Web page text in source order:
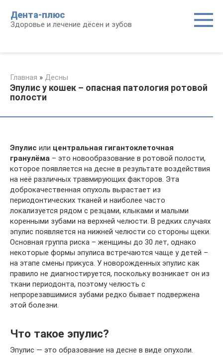
контенту
Дента-плюс
Здоровье и лечение дёсен и зубов
Главная » Десны
Эпулис у кошек – опасная патология ротовой
полости
Эпулис или центральная гигантоклеточная
гранулёма – это новообразование в ротовой полости,
которое появляется на десне в результате воздействия
на неё различных травмирующих факторов. Эта
доброкачественная опухоль вырастает из
периодонтических тканей и наиболее часто
локализуется рядом с резцами, клыками и малыми
коренными зубами на верхней челюсти. В редких случаях
эпулис появляется на нижней челюсти со стороны щеки.
Основная группа риска – женщины до 30 лет, однако
некоторые формы эпулиса встречаются чаще у детей –
на этапе смены прикуса. У новорожденных эпулис как
правило не диагностируется, поскольку возникает он из
ткани периодонта, поэтому челюсть с
непрорезавшимися зубами редко бывает подвержена
этой болезни.
Что такое эпулис?
Эпулис — это образование на десне в виде опухоли.